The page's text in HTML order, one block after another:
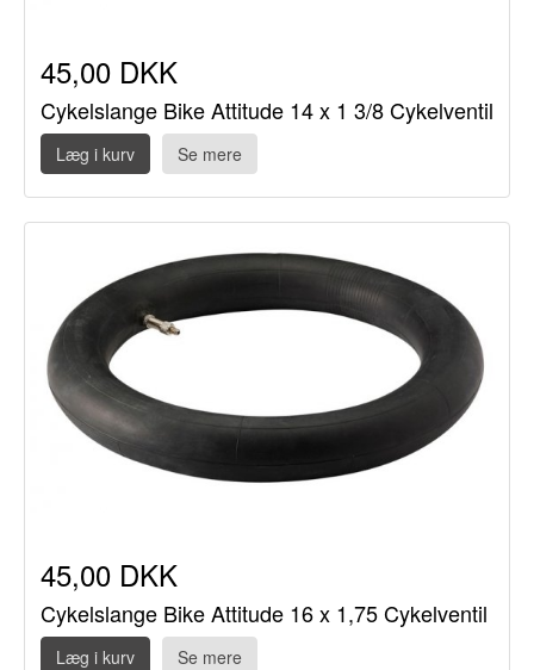
45,00 DKK
Cykelslange Bike Attitude 14 x 1 3/8 Cykelventil
Læg i kurv Se mere
45,00 DKK
Cykelslange Bike Attitude 16 x 1,75 Cykelventil
Læg i kurv Se mere